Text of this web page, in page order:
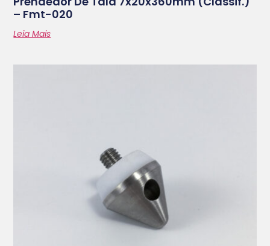
– Fmt-020
Leia Mais